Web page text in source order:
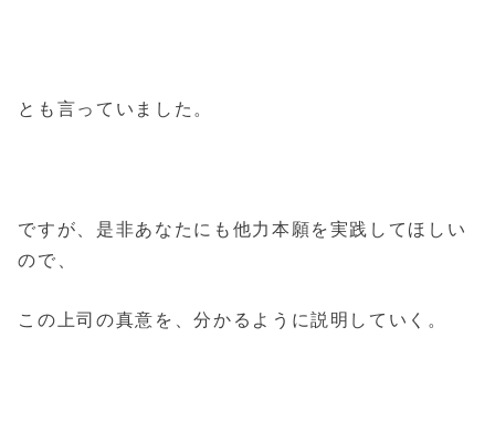
とも言っていました。
ですが、是非あなたにも他力本願を実践してほしい
ので、
この上司の真意を、分かるように説明していく。